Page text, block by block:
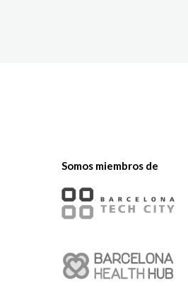
Somos miembros de